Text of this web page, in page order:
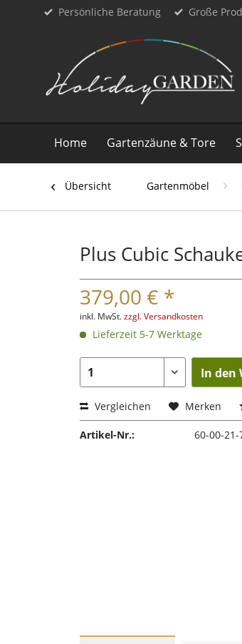
Persönliche Beratung Große
Home Gartenzäune & Tore
Übersicht Gartenmöbel
Plus Cubic
379,00 € *
inkl. MwSt.zzgl. Versandkosten
Lieferzeit 5-7 Werktage
In den
Vergleichen Merken
Artikel-Nr.: 60-00-21-